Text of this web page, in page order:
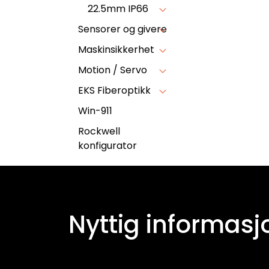
22.5mm IP66
Sensorer og givere
Maskinsikkerhet
Motion / Servo
EKS Fiberoptikk
Win-911
Rockwell
konfigurator
Nyttig